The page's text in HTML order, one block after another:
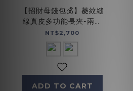
【招財母錢包💰】菱紋縫
線真皮多功能長夾-兩色
(075142)
NT$2,700
ADD TO CART